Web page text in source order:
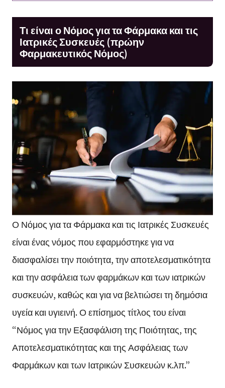
Τι είναι ο Νόμος για τα Φάρμακα και τις
Ιατρικές Συσκευές (πρώην
Φαρμακευτικός Νόμος)
Ο Νόμος για τα Φάρμακα και τις Ιατρικές Συσκευές
είναι ένας νόμος που εφαρμόστηκε για να
διασφαλίσει την ποιότητα, την αποτελεσματικότητα
και την ασφάλεια των φαρμάκων και των ιατρικών
συσκευών, καθώς και για να βελτιώσει τη δημόσια
υγεία και υγιεινή. Ο επίσημος τίτλος του είναι
“Νόμος για την Εξασφάλιση της Ποιότητας, της
Αποτελεσματικότητας και της Ασφάλειας των
Φαρμάκων και των Ιατρικών Συσκευών κ.λπ.”